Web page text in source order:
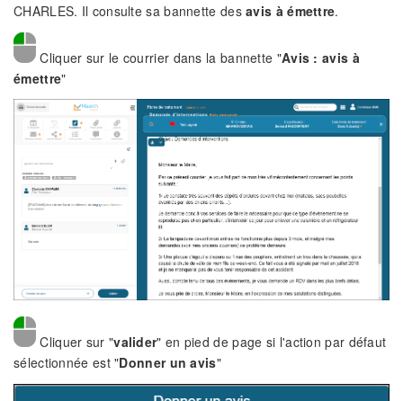
CHARLES. Il consulte sa bannette desavis à émettre.
Cliquer sur le courrier dans la bannette "Avis : avis à
émettre"
Cliquer sur "valider" en pied de page si l'action par défaut
sélectionnée est "Donner un avis"